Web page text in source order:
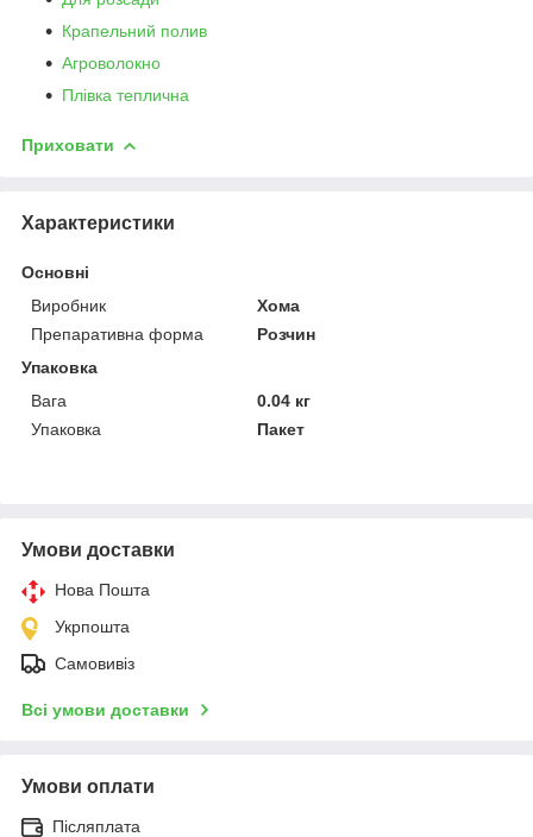
Крапельний полив
Агроволокно
Плівка теплична
Приховати
Характеристики
Основні
Виробник
Хома
Препаративна форма
Розчин
Упаковка
Вага
0.04 кг
Упаковка
Пакет
Умови доставки
Нова Пошта
Укрпошта
Самовивіз
Всі умови доставки
Умови оплати
Післяплата